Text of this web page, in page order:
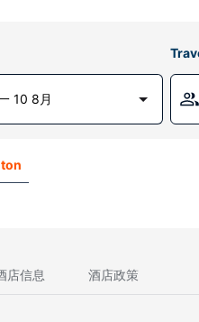
10 8月
店信息 酒店政策